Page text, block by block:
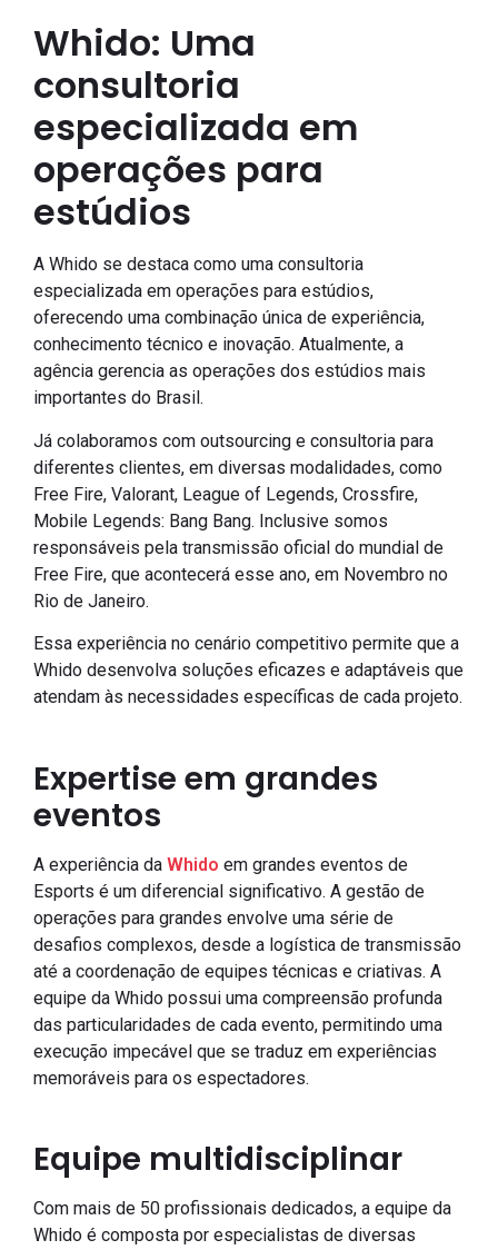
Whido: Uma
consultoria
especializada em
operações para
estúdios
A Whido se destaca como uma consultoria
especializada em operações para estúdios,
oferecendo uma combinação única de experiência,
conhecimento técnico e inovação. Atualmente, a
agência gerencia as operações dos estúdios mais
importantes do Brasil.
Já colaboramos com outsourcing e consultoria para
diferentes clientes, em diversas modalidades, como
Free Fire, Valorant, League of Legends, Crossfire,
Mobile Legends: Bang Bang. Inclusive somos
responsáveis pela transmissão oficial do mundial de
Free Fire, que acontecerá esse ano, em Novembro no
Rio de Janeiro.
Essa experiência no cenário competitivo permite que a
Whido desenvolva soluções eficazes e adaptáveis que
atendam às necessidades específicas de cada projeto.
Expertise em grandes
eventos
A experiência da Whido em grandes eventos de
Esports é um diferencial significativo. A gestão de
operações para grandes envolve uma série de
desafios complexos, desde a logística de transmissão
até a coordenação de equipes técnicas e criativas. A
equipe da Whido possui uma compreensão profunda
das particularidades de cada evento, permitindo uma
execução impecável que se traduz em experiências
memoráveis para os espectadores.
Equipe multidisciplinar
Com mais de 50 profissionais dedicados, a equipe da
Whido é composta por especialistas de diversas